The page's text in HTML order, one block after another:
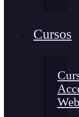
Cursos
Web